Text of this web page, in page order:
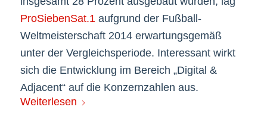
ProSiebenSat.1aufgrund der Fußball-
Weltmeisterschaft 2014 erwartungsgemäß
unter der Vergleichsperiode. Interessant wirkt
sich die Entwicklung im Bereich „Digital &
Adjacent“ auf die Konzernzahlen aus.
Weiterlesen